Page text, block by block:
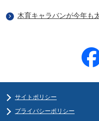
木育キャラバンが今年も
サイトポリシー
プライバシーポリシー